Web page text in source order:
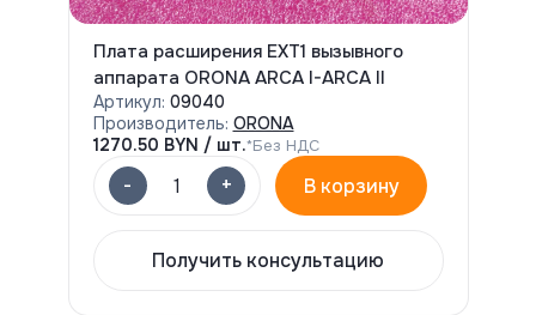
Плата расширения EXT1 вызывного
аппарата ORONA ARCA I-ARCA II
Артикул: 09040
Производитель: ORONA
1270.50 BYN / шт.*Без НДС
- 1 + В корзину
Получить консультацию